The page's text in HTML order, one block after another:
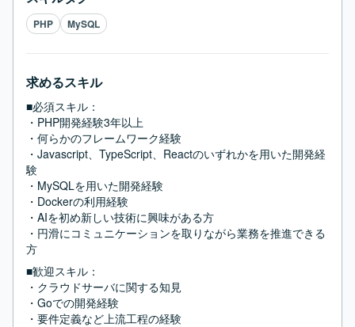
PHP MySQL
求めるスキル
■必須スキル：
・PHP開発経験3年以上
・何らかのフレームワーク経験
・Javascript、TypeScript、Reactのいずれかを用いた開発経
験
・MySQLを用いた開発経験
・Dockerの利用経験
・AIを初め新しい技術に興味がある方
・円滑にコミュニケーションを取りながら業務を推進できる
方
■歓迎スキル：
・クラウドサーバに関する知見
・Goでの開発経験
・要件定義など上流工程の経験